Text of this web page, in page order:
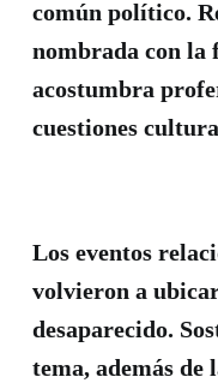
común político.
nombrada con la
acostumbra
cuestiones
Los eventos
volvieron a
desaparecido.
tema, además de